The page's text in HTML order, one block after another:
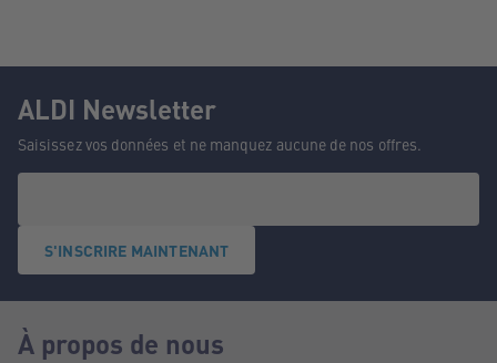
ALDI Newsletter
Saisissez vos données et ne manquez aucune de nos offres.
S'INSCRIRE MAINTENANT
À propos de nous